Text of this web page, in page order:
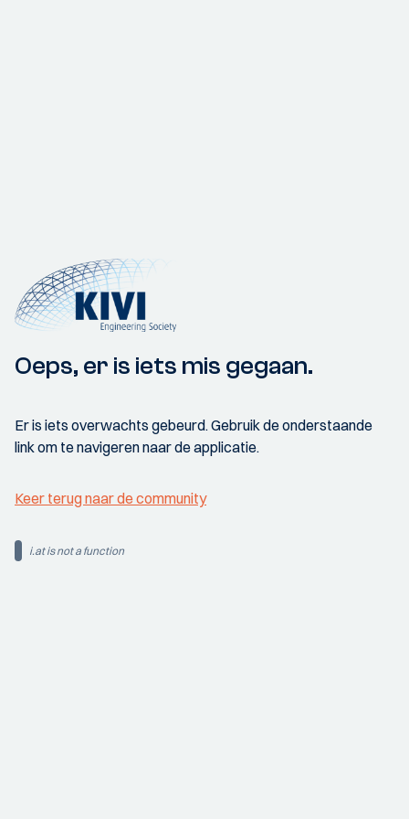
Oeps, er is iets mis gegaan.
Er is iets overwachts gebeurd. Gebruik de onderstaande
link om te navigeren naar de applicatie.
Keer terug naar de community
i.at is not a function